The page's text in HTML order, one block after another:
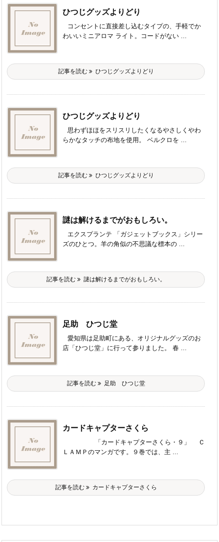
ひつじグッズよりどり
コンセントに直接差し込むタイプの、手軽でか
わいいミニアロマ ライト。コードがない ...
記事を読む ひつじグッズよりどり
ひつじグッズよりどり
思わずほほをスリスリしたくなるやさしくやわ
らかなタッチの布地を使用。 ベルクロを ...
記事を読む ひつじグッズよりどり
謎は解けるまでがおもしろい。
エクスプランテ 「ガジェットブックス」シリー
ズのひとつ。羊の角似の不思議な標本の ...
記事を読む 謎は解けるまでがおもしろい。
足助 ひつじ堂
愛知県は足助町にある、オリジナルグッズのお
店「ひつじ堂」に行って参りました。 春 ...
記事を読む 足助 ひつじ堂
カードキャプターさくら
「カードキャプターさくら・９」 Ｃ
ＬＡＭＰのマンガです。９巻では、主 ...
記事を読む カードキャプターさくら